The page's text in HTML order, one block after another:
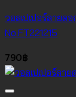
วอลเปเปอร์ลายด
No.FT221215
790฿